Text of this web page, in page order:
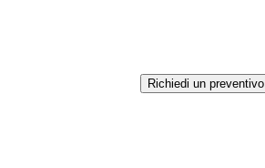
Richiedi un preventivo